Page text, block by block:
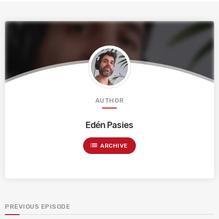
AUTHOR
Edén Pasies
list ARCHIVE
PREVIOUS EPISODE